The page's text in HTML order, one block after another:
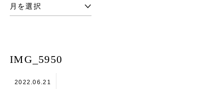
IMG_5950
2022.06.21